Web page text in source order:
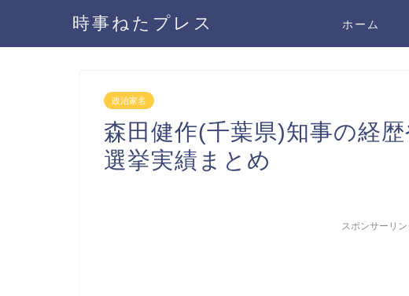
時事ねたプレス ホーム
政治家名
森田健作(千葉県)知事の経
選挙実績まとめ
スポンサーリン